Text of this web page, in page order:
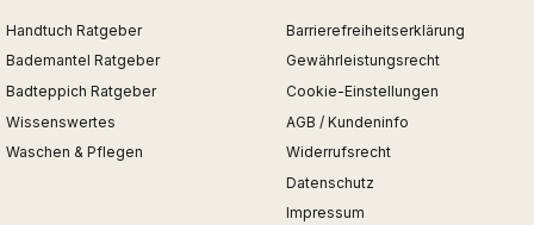
Handtuch Ratgeber
Bademantel Ratgeber
Badteppich Ratgeber
Wissenswertes
Waschen & Pflegen
Barrierefreiheitserklärung
Gewährleistungsrecht
Cookie-Einstellungen
AGB / Kundeninfo
Widerrufsrecht
Datenschutz
Impressum